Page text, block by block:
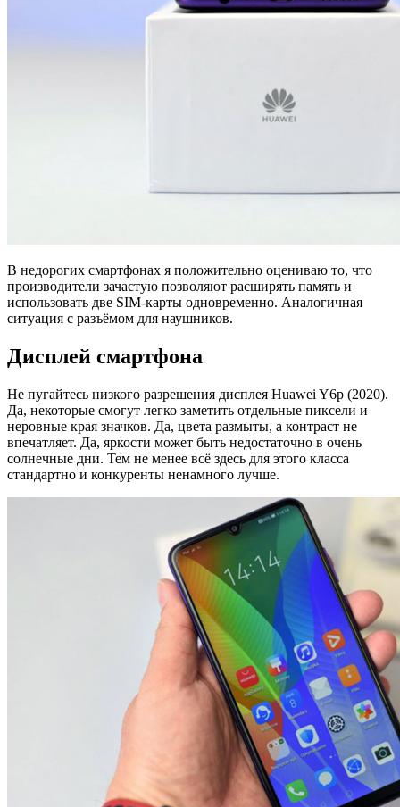
В недорогих смартфонах я положительно оцениваю то, что
производители зачастую позволяют расширять память и
использовать две SIM-карты одновременно. Аналогичная
ситуация с разъёмом для наушников.
Дисплей смартфона
Не пугайтесь низкого разрешения дисплея Huawei Y6p (2020).
Да, некоторые смогут легко заметить отдельные пиксели и
неровные края значков. Да, цвета размыты, а контраст не
впечатляет. Да, яркости может быть недостаточно в очень
солнечные дни. Тем не менее всё здесь для этого класса
стандартно и конкуренты ненамного лучше.